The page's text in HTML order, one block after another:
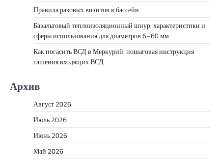
Правила разовых визитов в бассейн
Базальтовый теплоизоляционный шнур: характеристики и
сферы использования для диаметров 6–60 мм
Как погасить ВСД в Меркурий: пошаговая инструкция
гашения входящих ВСД
Архив
Август 2026
Июль 2026
Июнь 2026
Май 2026